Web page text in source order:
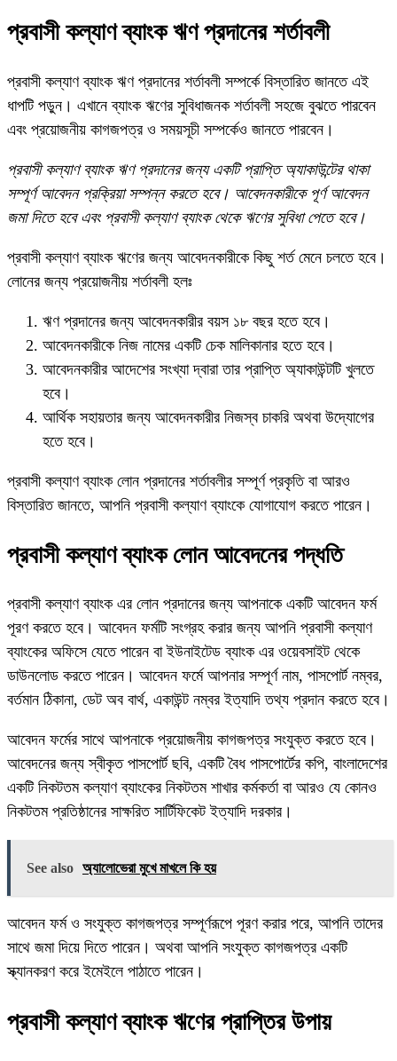
প্রবাসী কল্যাণ ব্যাংক ঋণ প্রদানের শর্তাবলী
প্রবাসী কল্যাণ ব্যাংক ঋণ প্রদানের শর্তাবলী সম্পর্কে বিস্তারিত জানতে এই
ধাপটি পড়ুন। এখানে ব্যাংক ঋণের সুবিধাজনক শর্তাবলী সহজে বুঝতে পারবেন
এবং প্রয়োজনীয় কাগজপত্র ও সময়সূচী সম্পর্কেও জানতে পারবেন।
প্রবাসী কল্যাণ ব্যাংক ঋণ প্রদানের জন্য একটি প্রাপ্তি অ্যাকাউন্টের থাকা
সম্পূর্ণ আবেদন প্রক্রিয়া সম্পন্ন করতে হবে। আবেদনকারীকে পূর্ণ আবেদন
জমা দিতে হবে এবং প্রবাসী কল্যাণ ব্যাংক থেকে ঋণের সুবিধা পেতে হবে।
প্রবাসী কল্যাণ ব্যাংক ঋণের জন্য আবেদনকারীকে কিছু শর্ত মেনে চলতে হবে।
লোনের জন্য প্রয়োজনীয় শর্তাবলী হলঃ
ঋণ প্রদানের জন্য আবেদনকারীর বয়স ১৮ বছর হতে হবে।
আবেদনকারীকে নিজ নামের একটি চেক মালিকানার হতে হবে।
আবেদনকারীর আদেশের সংখ্যা দ্বারা তার প্রাপ্তি অ্যাকাউন্টটি খুলতে
হবে।
আর্থিক সহায়তার জন্য আবেদনকারীর নিজস্ব চাকরি অথবা উদ্যোগের
হতে হবে।
প্রবাসী কল্যাণ ব্যাংক লোন প্রদানের শর্তাবলীর সম্পূর্ণ প্রকৃতি বা আরও
বিস্তারিত জানতে, আপনি প্রবাসী কল্যাণ ব্যাংকে যোগাযোগ করতে পারেন।
প্রবাসী কল্যাণ ব্যাংক লোন আবেদনের পদ্ধতি
প্রবাসী কল্যাণ ব্যাংক এর লোন প্রদানের জন্য আপনাকে একটি আবেদন ফর্ম
পূরণ করতে হবে। আবেদন ফর্মটি সংগ্রহ করার জন্য আপনি প্রবাসী কল্যাণ
ব্যাংকের অফিসে যেতে পারেন বা ইউনাইটেড ব্যাংক এর ওয়েবসাইট থেকে
ডাউনলোড করতে পারেন। আবেদন ফর্মে আপনার সম্পূর্ণ নাম, পাসপোর্ট নম্বর,
বর্তমান ঠিকানা, ডেট অব বার্থ, একাউন্ট নম্বর ইত্যাদি তথ্য প্রদান করতে হবে।
আবেদন ফর্মের সাথে আপনাকে প্রয়োজনীয় কাগজপত্র সংযুক্ত করতে হবে।
আবেদনের জন্য স্বীকৃত পাসপোর্ট ছবি, একটি বৈধ পাসপোর্টের কপি, বাংলাদেশের
একটি নিকটতম কল্যাণ ব্যাংকের নিকটতম শাখার কর্মকর্তা বা আরও যে কোনও
নিকটতম প্রতিষ্ঠানের সাক্ষরিত সার্টিফিকেট ইত্যাদি দরকার।
See also অ্যালোভেরা মুখে মাখলে কি হয়
আবেদন ফর্ম ও সংযুক্ত কাগজপত্র সম্পূর্ণরূপে পূরণ করার পরে, আপনি তাদের
সাথে জমা দিয়ে দিতে পারেন। অথবা আপনি সংযুক্ত কাগজপত্র একটি
স্ক্যানকরণ করে ইমেইলে পাঠাতে পারেন।
প্রবাসী কল্যাণ ব্যাংক ঋণের প্রাপ্তির উপায়